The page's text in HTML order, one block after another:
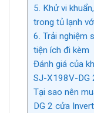
5. Khử vi
trong tủ lạnh
6. Trải nghiệm
tiện ích đi kèm
Đánh giá của
SJ-X198V-DG
Tại sao nên
DG 2 cửa